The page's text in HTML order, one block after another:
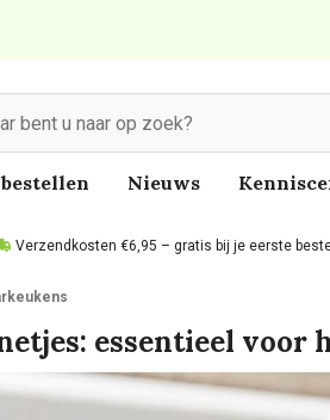
Nieuws
Verzendkosten €6,95 – gratis bij je eerste
essentieel voor